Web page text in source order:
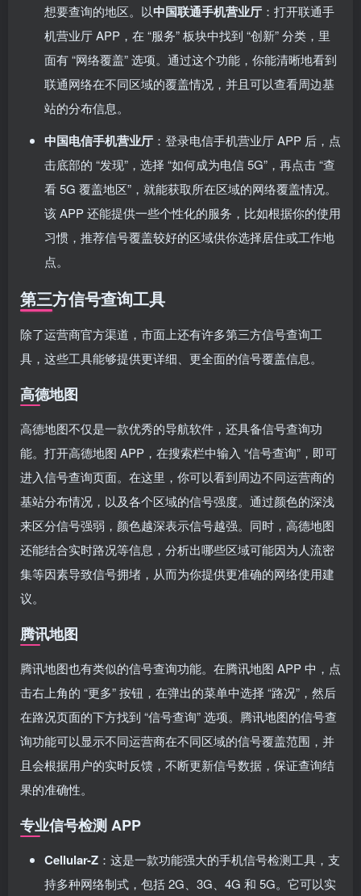
想要查询的地区。以中国联通手机营业厅 ：打开联通手
机营业厅 APP，在 “服务” 板块中找到 “创新” 分类，里
面有 “网络覆盖” 选项。通过这个功能，你能清晰地看到
联通网络在不同区域的覆盖情况，并且可以查看周边基
站的分布信息。
中国电信手机营业厅 ：登录电信手机营业厅 APP 后，点
击底部的 “发现”，选择 “如何成为电信 5G”，再点击 “查
看 5G 覆盖地区”，就能获取所在区域的网络覆盖情况。
该 APP 还能提供一些个性化的服务，比如根据你的使用
习惯，推荐信号覆盖较好的区域供你选择居住或工作地
点。
第三方信号查询工具
除了运营商官方渠道，市面上还有许多第三方信号查询工
具，这些工具能够提供更详细、更全面的信号覆盖信息。
高德地图
高德地图不仅是一款优秀的导航软件，还具备信号查询功
能。打开高德地图 APP，在搜索栏中输入 “信号查询”，即可
进入信号查询页面。在这里，你可以看到周边不同运营商的
基站分布情况，以及各个区域的信号强度。通过颜色的深浅
来区分信号强弱，颜色越深表示信号越强。同时，高德地图
还能结合实时路况等信息，分析出哪些区域可能因为人流密
集等因素导致信号拥堵，从而为你提供更准确的网络使用建
议。
腾讯地图
腾讯地图也有类似的信号查询功能。在腾讯地图 APP 中，点
击右上角的 “更多” 按钮，在弹出的菜单中选择 “路况”，然后
在路况页面的下方找到 “信号查询” 选项。腾讯地图的信号查
询功能可以显示不同运营商在不同区域的信号覆盖范围，并
且会根据用户的实时反馈，不断更新信号数据，保证查询结
果的准确性。
专业信号检测 APP
Cellular-Z ：这是一款功能强大的手机信号检测工具，支
持多种网络制式，包括 2G、3G、4G 和 5G。它可以实